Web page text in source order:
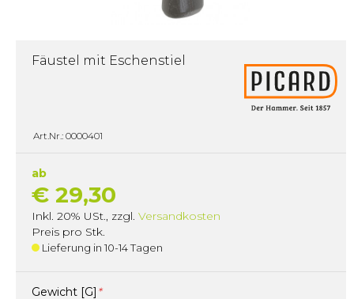
Fäustel mit Eschenstiel
Art.Nr.: 0000401
ab
€ 29,30
Inkl. 20% USt., zzgl. Versandkosten
Preis pro Stk.
Lieferung in 10-14 Tagen
*
Gewicht [g]